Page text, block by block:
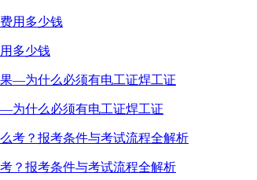
多少钱
为什么必须有电工证焊工证
？报考条件与考试流程全解析